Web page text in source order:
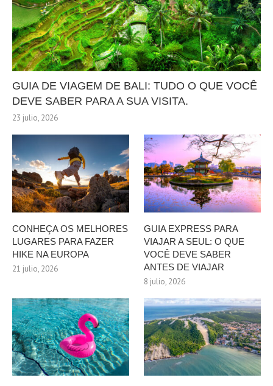
GUIA DE VIAGEM DE BALI: TUDO O QUE VOCÊ
DEVE SABER PARA A SUA VISITA.
23 julio, 2026
CONHEÇA OS MELHORES
LUGARES PARA FAZER
HIKE NA EUROPA
21 julio, 2026
GUIA EXPRESS PARA
VIAJAR A SEUL: O QUE
VOCÊ DEVE SABER
ANTES DE VIAJAR
8 julio, 2026